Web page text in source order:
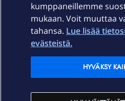
Ajankohtaista
Elisa Oyj
In English
kumppaneillemme
mukaan. Voit muuttaa
tahansa. Lue lisää
evästeistä.
HYVÄKSY